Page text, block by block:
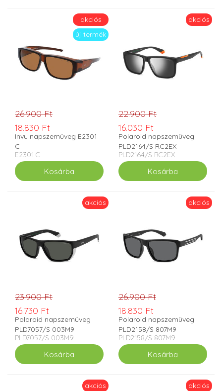
akciós
új termék
26.900 Ft
18.830 Ft
Invu napszemüveg E2301
C
E2301 C
akciós
22.900 Ft
16.030 Ft
Polaroid napszemüveg
PLD2164/S RC2EX
PLD2164/S RC2EX
akciós
23.900 Ft
16.730 Ft
Polaroid napszemüveg
PLD7057/S 003M9
PLD7057/S 003M9
akciós
26.900 Ft
18.830 Ft
Polaroid napszemüveg
PLD2158/S 807M9
PLD2158/S 807M9
akciós akciós